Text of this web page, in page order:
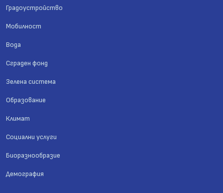
Градоустройство
Мобилност
Вода
Сграден фонд
Зелена система
Образование
Климат
Социални услуги
Биоразнообразие
Демография